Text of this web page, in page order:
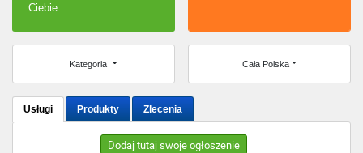
Ciebie
Kategoria Cała Polska
Usługi Produkty Zlecenia
Dodaj tutaj swoje ogłoszenie
Szczecin